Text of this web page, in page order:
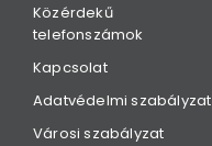
Közérdekű
telefonszámok
Kapcsolat
Adatvédelmi szabályzat
Városi szabályzat